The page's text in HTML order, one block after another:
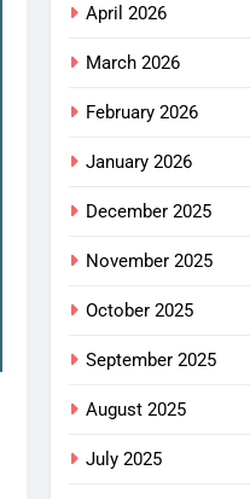
April 2026
March 2026
February 2026
January 2026
December 2025
November 2025
October 2025
September 2025
August 2025
July 2025